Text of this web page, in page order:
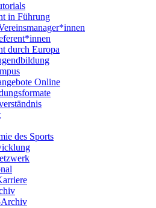
in Führung
durch Europa
Online
des Sports
Archiv